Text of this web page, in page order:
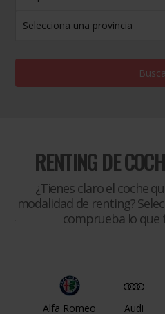
Selecciona una provincia
RENTING DE
¿Tienes claro el coche
modalidad de renting?
comprueba lo que
Alfa Romeo Audi